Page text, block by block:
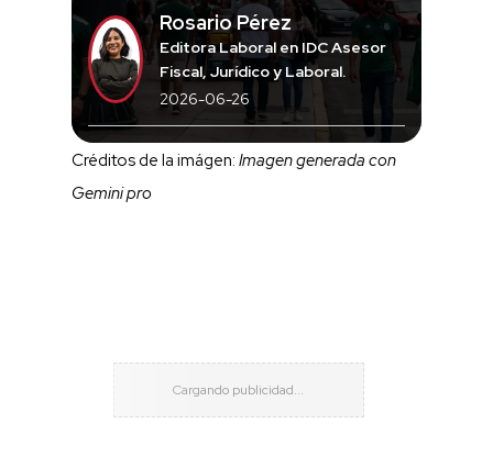
Rosario Pérez
Editora Laboral en IDC Asesor
Fiscal, Jurídico y Laboral.
2026-06-26
Créditos de la imágen: Imagen generada con
Gemini pro